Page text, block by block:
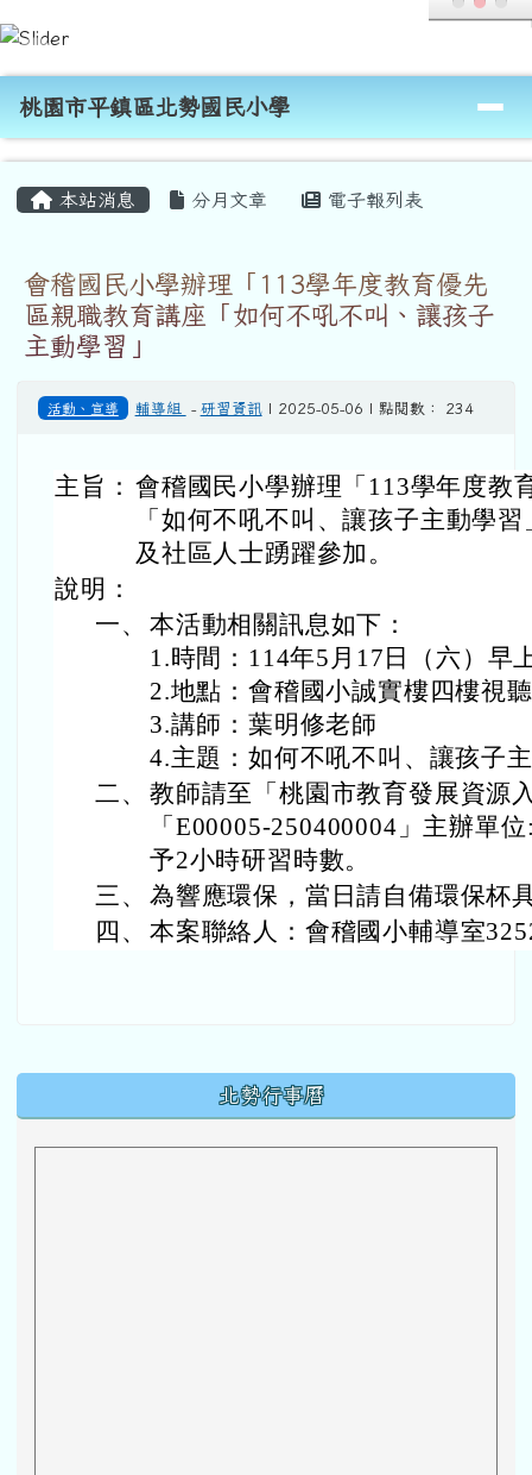
跳至主內容區
桃園市平鎮區北勢國民小學
導覽列
桃園市平鎮區北勢國民小學
本站消息 分月文章 電子報列表
會稽國民小學辦理「113學年度教育優先
區親職教育講座「如何不吼不叫、讓孩子
主動學習」
活動、宣導 輔導組 - 研習資訊| 2025-05-06 | 點閱數： 234
主旨： 會稽國民小學辦理「113學年度教
「如何不吼不叫、讓孩子主動學
及社區人士踴躍參加。
說明：
一、 本活動相關訊息如下：
1.時間：114年5月17日（六
2.地點：會稽國小誠實樓四
3.講師：葉明修老師
4.主題：如何不吼不叫、讓孩子
二、 教師請至「桃園市教育發展資源
「E00005-250400004」主辦單
予2小時研習時數。
三、 為響應環保，當日請自備環保杯
四、 本案聯絡人：會稽國小輔導室
北勢行事曆